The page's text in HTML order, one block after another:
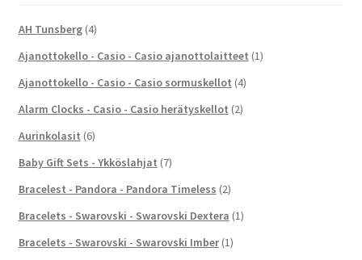
AH Tunsberg (4)
Ajanottokello - Casio - Casio ajanottolaitteet (1)
Ajanottokello - Casio - Casio sormuskellot (4)
Alarm Clocks - Casio - Casio herätyskellot (2)
Aurinkolasit (6)
Baby Gift Sets - Ykköslahjat (7)
Bracelest - Pandora - Pandora Timeless (2)
Bracelets - Swarovski - Swarovski Dextera (1)
Bracelets - Swarovski - Swarovski Imber (1)